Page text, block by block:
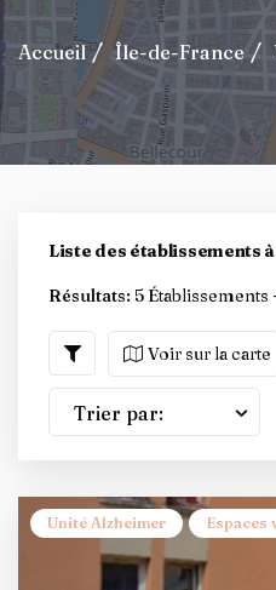
Accueil Île-de-France
Liste des établissements
Résultats: 5 Établissements
Voir sur la carte
Trier par:
Unité Alzheimer Espaces